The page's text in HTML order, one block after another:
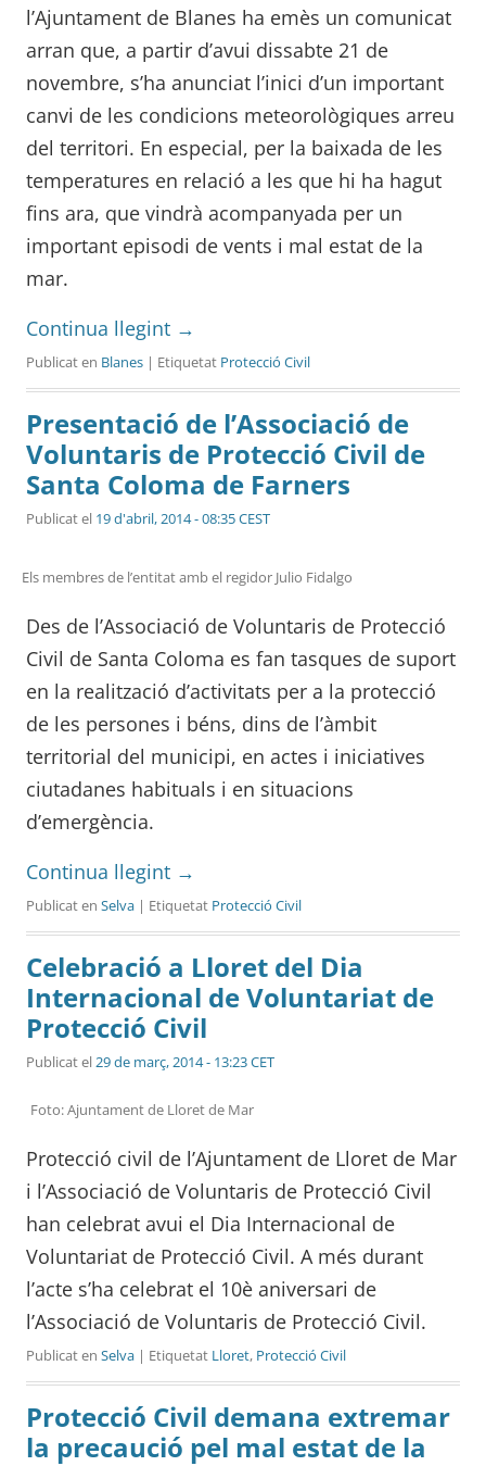
l’Ajuntament de Blanes ha emès un comunicat
arran que, a partir d’avui dissabte 21 de
novembre, s’ha anunciat l’inici d’un important
canvi de les condicions meteorològiques arreu
del territori. En especial, per la baixada de les
temperatures en relació a les que hi ha hagut
fins ara, que vindrà acompanyada per un
important episodi de vents i mal estat de la
mar.
Continua llegint →
Publicat en Blanes | Etiquetat Protecció Civil
Presentació de l’Associació de
Voluntaris de Protecció Civil de
Santa Coloma de Farners
Publicat el 19 d'abril, 2014 - 08:35 CEST
Els membres de l’entitat amb el regidor Julio Fidalgo
Des de l’Associació de Voluntaris de Protecció
Civil de Santa Coloma es fan tasques de suport
en la realització d’activitats per a la protecció
de les persones i béns, dins de l’àmbit
territorial del municipi, en actes i iniciatives
ciutadanes habituals i en situacions
d’emergència.
Continua llegint →
Publicat en Selva | Etiquetat Protecció Civil
Celebració a Lloret del Dia
Internacional de Voluntariat de
Protecció Civil
Publicat el29 de març, 2014 - 13:23 CET
Foto: Ajuntament de Lloret de Mar
Protecció civil de l’Ajuntament de Lloret de Mar
i l’Associació de Voluntaris de Protecció Civil
han celebrat avui el Dia Internacional de
Voluntariat de Protecció Civil. A més durant
l’acte s’ha celebrat el 10è aniversari de
l’Associació de Voluntaris de Protecció Civil.
Publicat en Selva | Etiquetat Lloret, Protecció Civil
Protecció Civil demana extremar
la precaució pel mal estat de la